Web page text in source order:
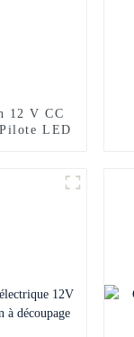
12 V CC
LED